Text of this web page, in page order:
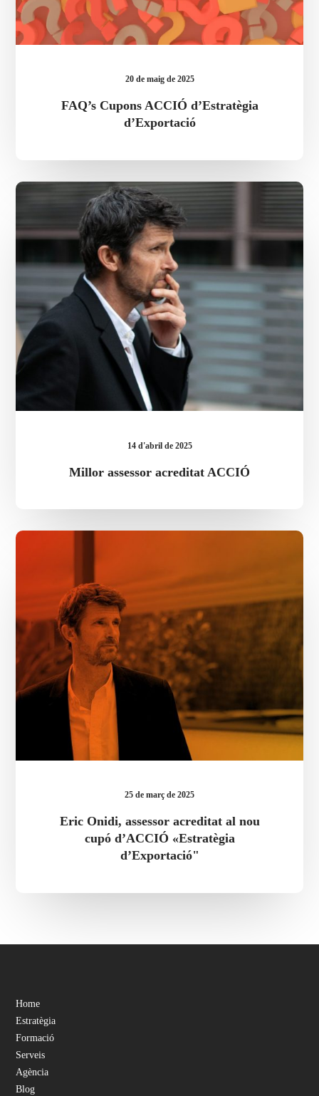
20 de maig de 2025
FAQ’s Cupons ACCIÓ d’Estratègia
d’Exportació
assessor
acreditat
ACCIÓ
14 d'abril de 2025
Millor assessor acreditat ACCIÓ
acreditat
nou
cupó
d’ACCIÓ
«Estratègia
d’Exportació"
25 de març de 2025
Eric Onidi, assessor acreditat al nou
cupó d’ACCIÓ «Estratègia
d’Exportació"
Home
Estratègia
Formació
Serveis
Agència
Blog